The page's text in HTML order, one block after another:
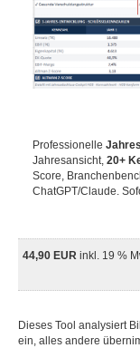
Professionelle
Jahresansicht, 20+
Score,
ChatGPT/Claude.
44,90 EUR inkl. 19 %
Dieses Tool analysiert
ein, alles andere